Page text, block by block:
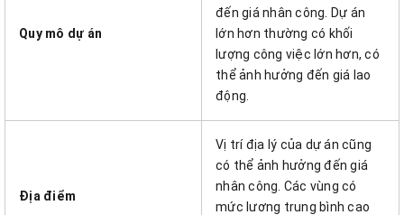
Quy mô dự án
đến giá nhân công. Dự án
lớn hơn thường có khối
lượng công việc lớn hơn, có
thể ảnh hưởng đến giá lao
động.
Địa điểm
Vị trí địa lý của dự án cũng
có thể ảnh hưởng đến giá
nhân công. Các vùng có
mức lương trung bình cao